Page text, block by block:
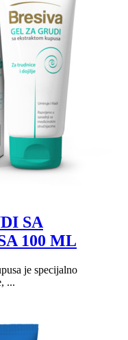
SA
100 ML
je specijalno
...